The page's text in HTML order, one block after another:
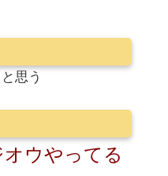
思う
ウやってる